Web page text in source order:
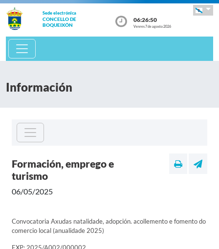
Sede electrónica
CONCELLO DE
BOQUEIXÓN
06:26:50
Venres 7 de agosto 2026
Información
Formación, emprego e
turismo
06/05/2025
Convocatoria Axudas natalidade, adopción. acollemento e fomento do
comercio local (anualidade 2025)